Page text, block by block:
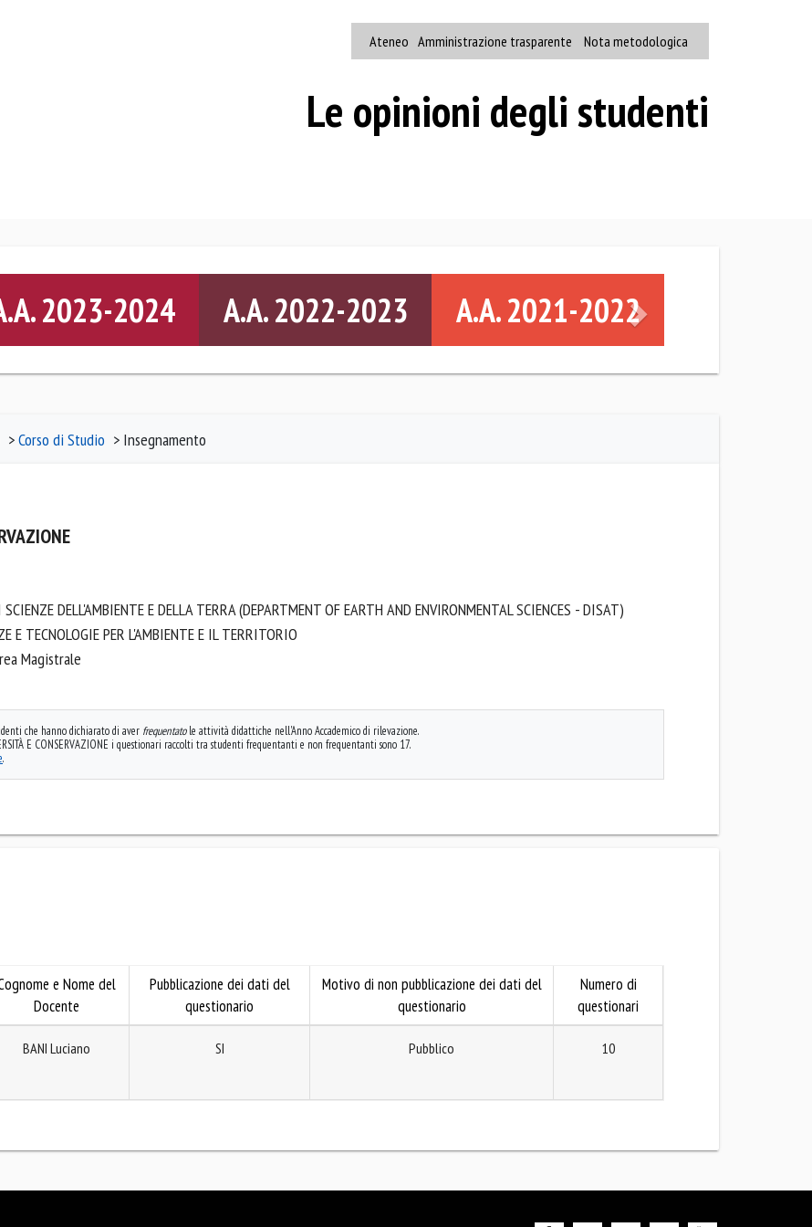
Ateneo Amministrazione trasparente Nota metodologica
Le opinioni degli studenti
2023-2024 A.A. 2022-2023 A.A. 2021-2022
>Corso di Studio > Insegnamento
DELL'AMBIENTE E DELLA TERRA (DEPARTMENT OF EARTH AND ENVIRONMENTAL SCIENCES - DISAT)
E TECNOLOGIE PER L'AMBIENTE E IL TERRITORIO
Magistrale
che hanno dichiarato di aver frequentatole attività didattiche nell'Anno Accademico di rilevazione.
E CONSERVAZIONE i questionari raccolti tra studenti frequentanti e non frequentanti sono 17.
.
e Nome del
Docente
Pubblicazione dei dati del
questionario
Motivo di non pubblicazione dei dati del
questionario
Numero di
questionari
BANI Luciano SI Pubblico 10